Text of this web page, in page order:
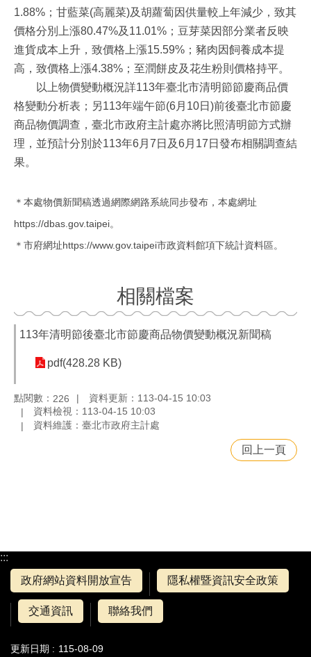
1.88%；甘藍菜(高麗菜)及胡蘿蔔因供量較上年減少，致其
價格分別上漲80.47%及11.01%；豆芽菜因部分業者反映
進貨成本上升，致價格上漲15.59%；豬肉因飼養成本提
高，致價格上漲4.38%；至潤餅皮及花生粉則價格持平。
以上物價變動概況詳113年臺北市清明節節慶商品價
格變動分析表；另113年端午節(6月10日)前後臺北市節慶
商品物價調查，臺北市政府主計處亦將比照清明節方式辦
理，並預計分別於113年6月7日及6月17日發布相關調查結
果。
＊本處物價新聞稿透過網際網路系統同步發布，本處網址
https://dbas.gov.taipei。
＊市府網址https://www.gov.taipei市政資料館項下統計資料區。
相關檔案
113年清明節後臺北市節慶商品物價變動概況新聞稿
pdf(428.28 KB)
點閱數： 226
資料更新：113-04-15 10:03
資料檢視：113-04-15 10:03
資料維護：臺北市政府主計處
回上一頁
:::
政府網站資料開放宣告
隱私權暨資訊安全政策
交通資訊 聯絡我們
更新日期 115-08-09